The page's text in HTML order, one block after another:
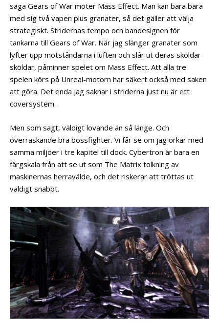
säga Gears of War möter Mass Effect. Man kan bara bära
med sig två vapen plus granater, så det gäller att välja
strategiskt. Stridernas tempo och bandesignen för
tankarna till Gears of War. När jag slänger granater som
lyfter upp motståndarna i luften och slår ut deras sköldar
sköldar, påminner spelet om Mass Effect. Att alla tre
spelen körs på Unreal-motorn har säkert också med saken
att göra. Det enda jag saknar i striderna just nu är ett
coversystem.
Men som sagt, väldigt lovande än så länge. Och
överraskande bra bossfighter. Vi får se om jag orkar med
samma miljöer i tre kapitel till dock. Cybertron är bara en
färgskala från att se ut som The Matrix tolkning av
maskinernas herravälde, och det riskerar att tröttas ut
väldigt snabbt.